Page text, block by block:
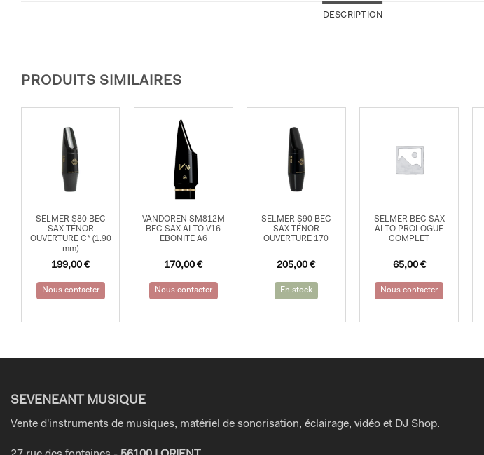
DESCRIPTION
PRODUITS SIMILAIRES
SELMER S80 BEC
SAX TÉNOR
OUVERTURE C* (1.90
mm)
199,00€
Nous contacter
VANDOREN SM812M
BEC SAX ALTO V16
EBONITE A6
170,00€
Nous contacter
SELMER S90 BEC
SAX TÉNOR
OUVERTURE 170
205,00€
En stock
SELMER BEC SAX
ALTO PROLOGUE
COMPLET
65,00 €
Nous contacter
SEVENEANT MUSIQUE
Vente d'instruments de musiques, matériel de sonorisation, éclairage, vidéo et DJ Shop.